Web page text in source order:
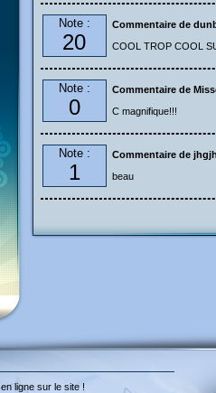
Note :
20
Commentaire de
COOL TROP COOL
Note :
0
Commentaire de
C magnifique!!!
Note :
1
Commentaire de
beau
en ligne sur le site !